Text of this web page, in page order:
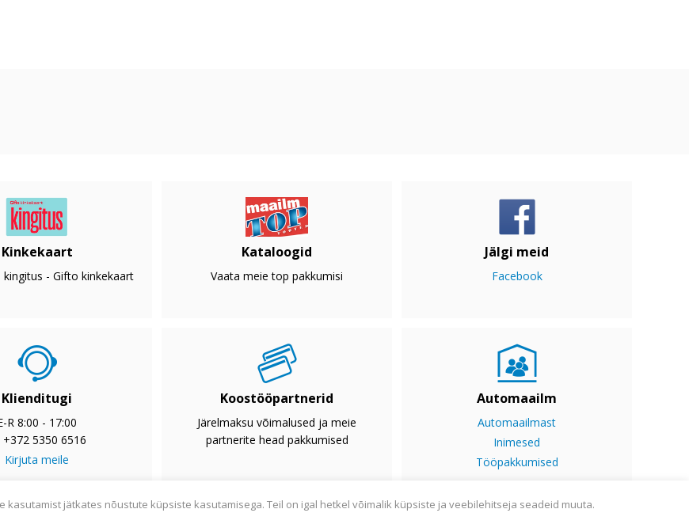
Kinkekaart
kingitus - Gifto kinkekaart
Kataloogid
Vaata meie top pakkumisi
Jälgi meid
Facebook
Klienditugi
R 8:00 - 17:00
5350 6516
Kirjuta meile
Koostööpartnerid
Järelmaksu võimalused ja meie
partnerite head pakkumised
Automaailm
Automaailmast
Inimesed
Tööpakkumised
kasutamist jätkates nõustute küpsiste kasutamisega. Teil on igal hetkel võimalik küpsiste ja veebilehitseja seadeid muuta.